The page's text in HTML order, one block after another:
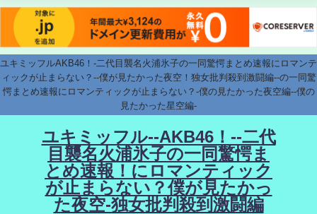
ユキミッフルAKB46！-二代目襲名火浦氷子の一同驚愕まとめ速報にロマンテ
ィックが止まらない？--僕が見たかった夜空！独女批判殺到激闘編--の一同驚
愕まとめ速報にロマンティックが止まらない？-僕の見たかった夜空編--僕の
見たかった星空編-
ユキミッフル--AKB46！--二代
目襲名火浦氷子の一同驚愕ま
とめ速報！にロマンティック
が止まらない？僕が見たかっ
た夜空-独女批判殺到激闘編